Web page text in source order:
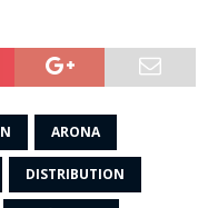
ARONA
DISTRIBUTION